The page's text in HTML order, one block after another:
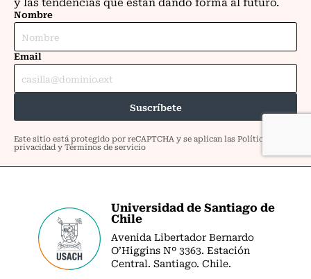
Universidad de Santiago de
Chile
Avenida Libertador Bernardo
O’Higgins Nº 3363. Estación
Central. Santiago. Chile.